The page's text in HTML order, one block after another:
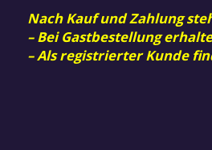
Nach Kauf und Zahlung
– Bei Gastbestellung
– Als registrierter Kunde